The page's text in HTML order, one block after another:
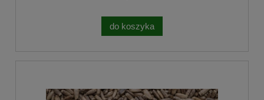
do koszyka